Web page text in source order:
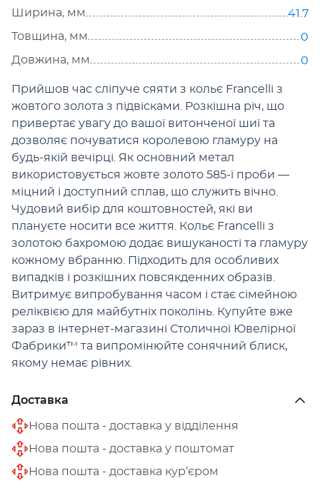
Ширина, мм
41.7
Товщина, мм
0
Довжина, мм
0
Прийшов час сліпуче сяяти з кольє Francelli з
жовтого золота з підвісками. Розкішна річ, що
привертає увагу до вашої витонченої шиї та
дозволяє почуватися королевою гламуру на
будь-якій вечірці. Як основний метал
використовується жовте золото 585-ї проби —
міцний і доступний сплав, що служить вічно.
Чудовий вибір для коштовностей, які ви
плануєте носити все життя. Кольє Francelli з
золотою бахромою додає вишуканості та гламуру
кожному вбранню. Підходить для особливих
випадків і розкішних повсякденних образів.
Витримує випробування часом і стає сімейною
реліквією для майбутніх поколінь. Купуйте вже
зараз в інтернет-магазині Столичної Ювелірної
Фабрики™ та випромінюйте сонячний блиск,
якому немає рівних.
Доставка
Нова пошта - доставка у відділення
Нова пошта - доставка у поштомат
Нова пошта - доставка кур’єром